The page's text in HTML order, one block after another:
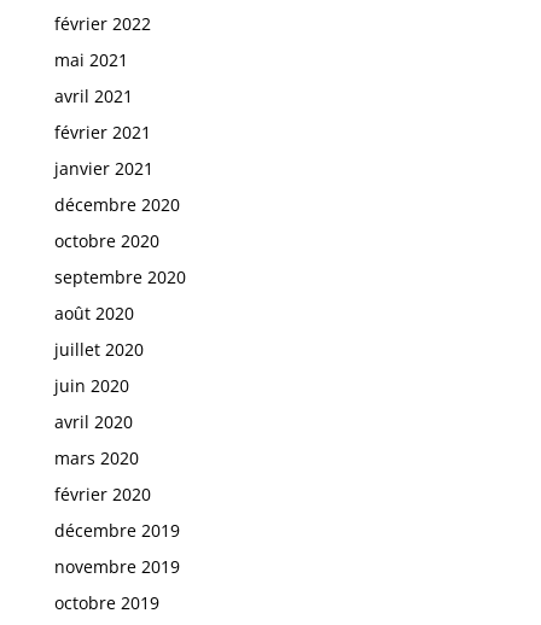
février 2022
mai 2021
avril 2021
février 2021
janvier 2021
décembre 2020
octobre 2020
septembre 2020
août 2020
juillet 2020
juin 2020
avril 2020
mars 2020
février 2020
décembre 2019
novembre 2019
octobre 2019